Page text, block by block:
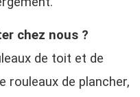
chez nous ?
de toit et de
rouleaux de plancher,